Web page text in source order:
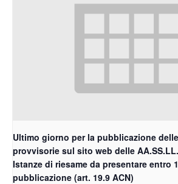
Ultimo giorno per la pubblicazione
provvisorie sul sito web delle
Istanze di riesame da presentare entro
pubblicazione (art. 19.9 ACN)